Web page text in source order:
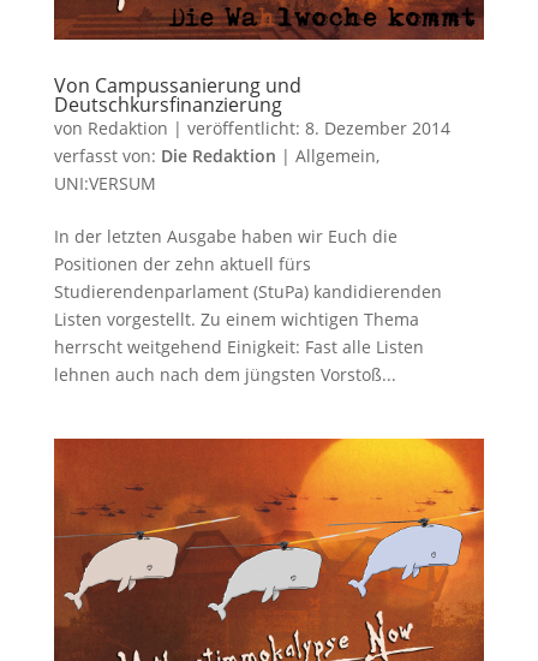
Von Campussanierung und
Deutschkursfinanzierung
von Redaktion | veröffentlicht: 8. Dezember 2014
verfasst von: Die Redaktion | Allgemein,
UNI:VERSUM
In der letzten Ausgabe haben wir Euch die
Positionen der zehn aktuell fürs
Studierendenparlament (StuPa) kandidierenden
Listen vorgestellt. Zu einem wichtigen Thema
herrscht weitgehend Einigkeit: Fast alle Listen
lehnen auch nach dem jüngsten Vorstoß...